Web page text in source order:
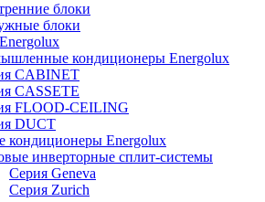
блоки
блоки
кондиционеры Energolux
CABINET
CASSETE
FLOOD-CEILING
DUCT
кондиционеры Energolux
инверторные сплит-системы
Серия Geneva
Серия Zurich